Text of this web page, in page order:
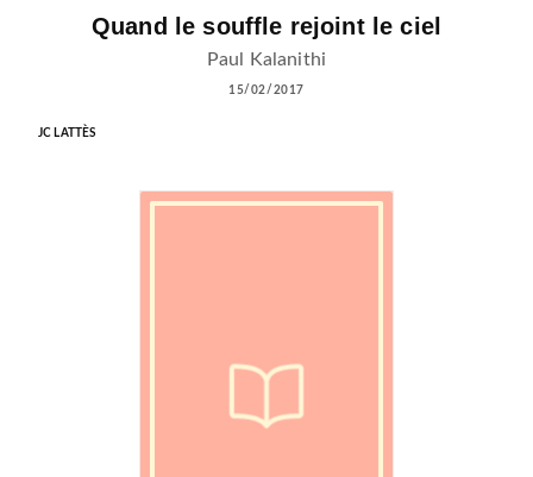
Quand le souffle rejoint le ciel
Paul Kalanithi
15/02/2017
JC LATTÈS